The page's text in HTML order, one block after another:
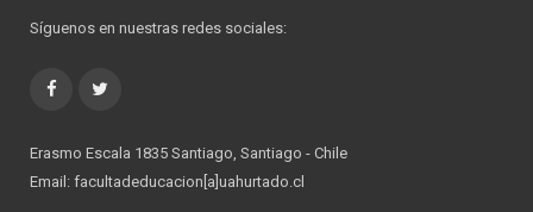
Síguenos en nuestras redes sociales:
Facebook
Erasmo Escala 1835 Santiago, Santiago - Chile
Email: facultadeducacion[a]uahurtado.cl